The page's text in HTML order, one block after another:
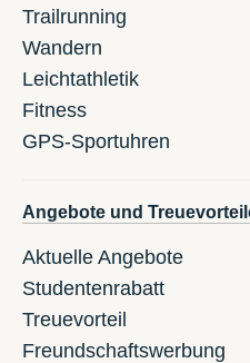
Trailrunning
Wandern
Leichtathletik
Fitness
GPS-Sportuhren
Angebote und
Aktuelle Angebote
Studentenrabatt
Treuevorteil
Freundschaftswerbung